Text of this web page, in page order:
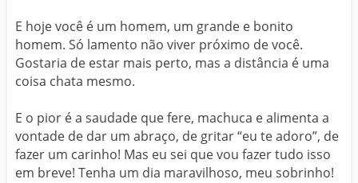
E hoje você é um homem, um grande e bonito
homem. Só lamento não viver próximo de você.
Gostaria de estar mais perto, mas a distância é uma
coisa chata mesmo.
E o pior é a saudade que fere, machuca e alimenta a
vontade de dar um abraço, de gritar “eu te adoro”, de
fazer um carinho! Mas eu sei que vou fazer tudo isso
em breve! Tenha um dia maravilhoso, meu sobrinho!